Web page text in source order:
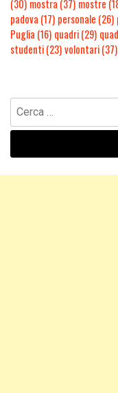
(30) mostra (37) mostre
padova (17) personale (26)
Puglia (16) quadri(29)
studenti(23)volontari(37)